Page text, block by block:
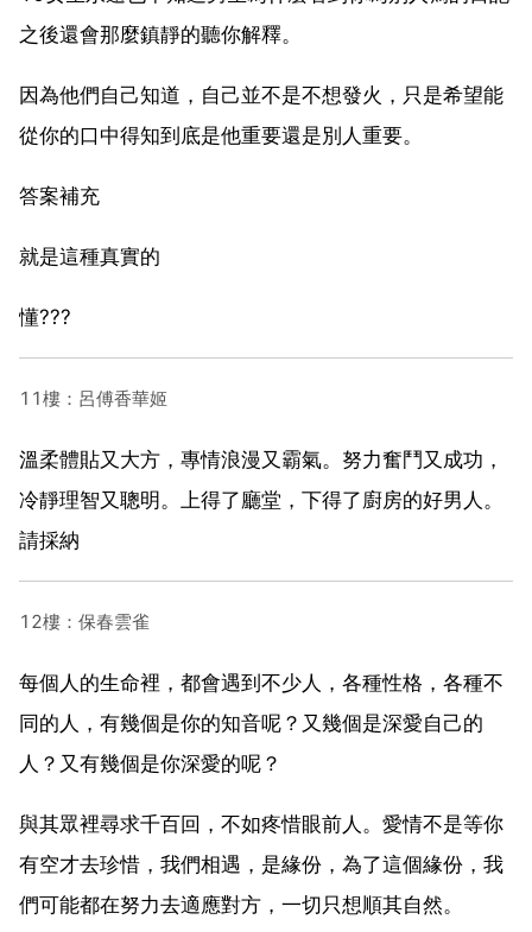
之後還會那麼鎮靜的聽你解釋。
因為他們自己知道，自己並不是不想發火，只是希望能
從你的口中得知到底是他重要還是別人重要。
答案補充
就是這種真實的
懂???
11樓：呂傅香華姬
溫柔體貼又大方，專情浪漫又霸氣。努力奮鬥又成功，
冷靜理智又聰明。上得了廳堂，下得了廚房的好男人。
請採納
12樓：保春雲雀
每個人的生命裡，都會遇到不少人，各種性格，各種不
同的人，有幾個是你的知音呢？又幾個是深愛自己的
人？又有幾個是你深愛的呢？
與其眾裡尋求千百回，不如疼惜眼前人。愛情不是等你
有空才去珍惜，我們相遇，是緣份，為了這個緣份，我
們可能都在努力去適應對方，一切只想順其自然。